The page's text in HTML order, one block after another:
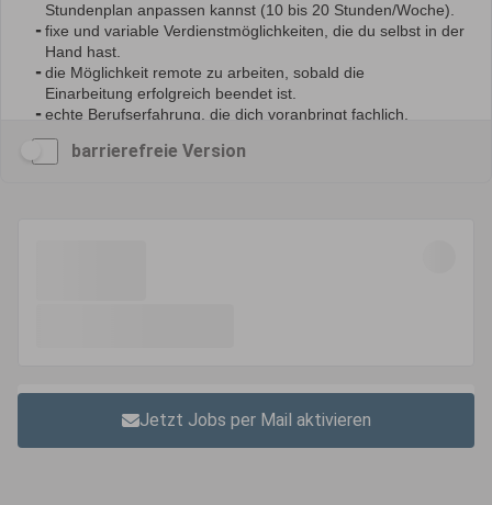
barrierefreie Version
Jetzt Jobs per Mail aktivieren